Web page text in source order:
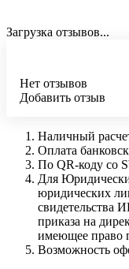
Загрузка отзывов...
Нет отзывов
Добавить отзыв
Наличный
Оплата
По QR-коду со
Для
юридических
приказа на
имеющее право
Возможность